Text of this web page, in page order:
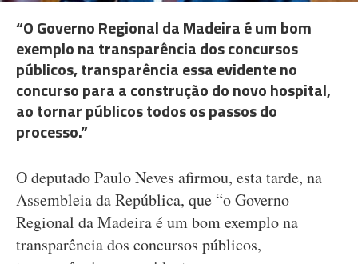
“O Governo Regional da Madeira é um bom
exemplo na transparência dos concursos
públicos, transparência essa evidente no
concurso para a construção do novo hospital,
ao tornar públicos todos os passos do
processo.”
O deputado Paulo Neves afirmou, esta tarde, na
Assembleia da República, que “o Governo
Regional da Madeira é um bom exemplo na
transparência dos concursos públicos,